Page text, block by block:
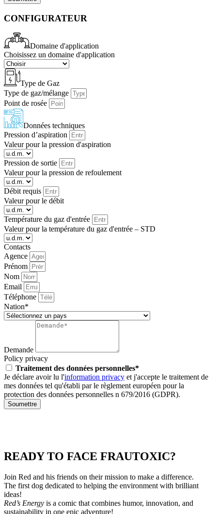
CONFIGURATEUR
Domaine d'application
Choisissez un domaine d'application
Type de Gaz
Type de gaz/mélange
Point de rosée
Données techniques
Pression d’aspiration
Valeur pour la pression d'aspiration
Pression de sortie
Valeur pour la pression de refoulement
Débit requis
Valeur pour le débit
Température du gaz d'entrée
Valeur pour la température du gaz d'entrée – STD
Contacts
Agence
Prénom
Nom
Email
Téléphone
Nation*
Demande
Policy privacy
Traitement des données personnelles*
Je déclare avoir lu l'information privacy et j'accepte le traitement de
mes données tel qu'établi par le règlement européen pour la
protection des données personnelles n 679/2016 (GDPR).
Soumettre
READY TO FACE FRAUTOXIC?
Join Red and his friends on their mission to make a difference.
The first dog dedicated to helping the environment with brilliant
ideas!
Red’s Energy is a comic that combines humor, innovation, and
sustainability in one epic adventure!